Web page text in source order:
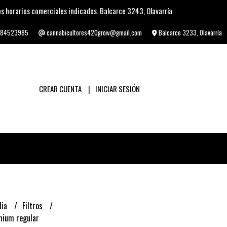
horarios comerciales indicados. Balcarce 3243, Olavarría
cannabicultores420grow@gmail.com Balcarce 3233, Olavarría
CREAR CUENTA INICIAR SESIÓN
Filtros
regular